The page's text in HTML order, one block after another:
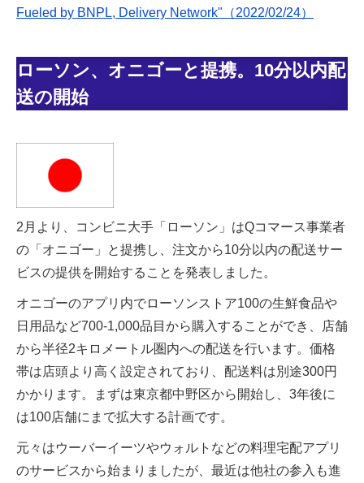
Fueled by BNPL, Delivery Network"（2022/02/24）
ローソン、オニゴーと提携。10分以内配
送の開始
2月より、コンビニ大手「ローソン」はQコマース事業者
の「オニゴー」と提携し、注文から10分以内の配送サー
ビスの提供を開始することを発表しました。
オニゴーのアプリ内でローソンストア100の生鮮食品や
日用品など700-1,000品目から購入することができ、店舗
から半径2キロメートル圏内への配送を行います。価格
帯は店頭より高く設定されており、配送料は別途300円
かかります。まずは東京都中野区から開始し、3年後に
は100店舗にまで拡大する計画です。
元々はウーバーイーツやウォルトなどの料理宅配アプリ
のサービスから始まりましたが、最近は他社の参入も進